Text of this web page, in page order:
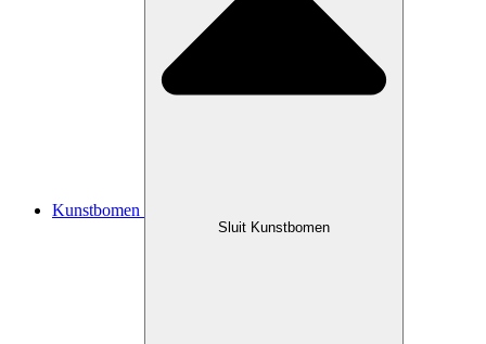
Kunstbomen
Sluit Kunstbomen